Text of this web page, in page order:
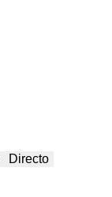
Directo